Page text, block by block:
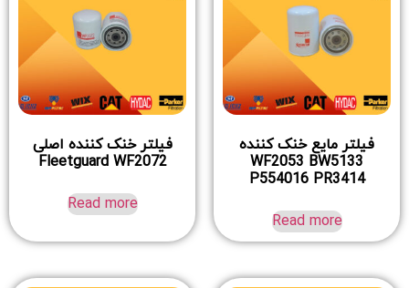
فیلتر مایع خنک کننده
WF2053 BW5133
P554016 PR3414
Read more
فیلتر خنک کننده اصلی
Fleetguard WF2072
Read more